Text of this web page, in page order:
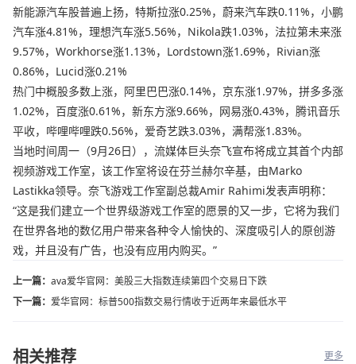
新能源汽车股普遍上扬，特斯拉涨0.25%，蔚来汽车跌0.11%，小鹏
汽车涨4.81%，理想汽车涨5.56%，Nikola跌1.03%，法拉第未来涨
9.57%，Workhorse涨1.13%，Lordstown涨1.69%，Rivian涨
0.86%，Lucid涨0.21%
热门中概股多数上涨，阿里巴巴涨0.14%，京东涨1.97%，拼多多涨
1.02%，百度涨0.61%，新东方涨9.66%，网易涨0.43%，腾讯音乐
平收，哔哩哔哩跌0.56%，爱奇艺跌3.03%，满帮涨1.83%。
当地时间周一（9月26日），流媒体巨头奈飞宣布将成立其首个内部
视频游戏工作室，该工作室将设在芬兰赫尔辛基，由Marko
Lastikka领导。奈飞游戏工作室副总裁Amir Rahimi发表声明称：
“这是我们建立一个世界级游戏工作室的愿景的又一步，它将为我们
在世界各地的数亿用户带来各种令人愉快的、深度吸引人的原创游
戏，并且没有广告，也没有应用内购买。”
上一篇： ava爱华官网：美股三大指数连续第四个交易日下跌
下一篇： 爱华官网：标普500指数交易行情收于近两年来最低水平
相关推荐 更多